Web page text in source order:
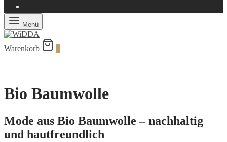
Menü
Warenkorb
Bio Baumwolle
Mode aus Bio Baumwolle – nachhaltig
und hautfreundlich